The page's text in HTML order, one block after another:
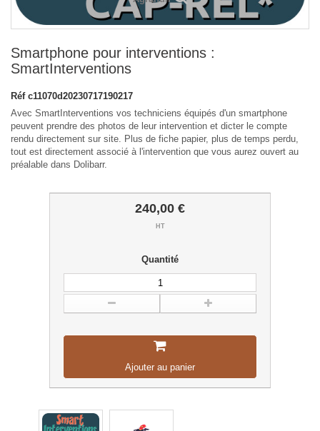
Smartphone pour interventions :
SmartInterventions
Réf c11070d20230717190217
Avec SmartInterventions vos techniciens équipés d'un smartphone
peuvent prendre des photos de leur intervention et dicter le compte
rendu directement sur site. Plus de fiche papier, plus de temps perdu,
tout est directement associé à l'intervention que vous aurez ouvert au
préalable dans Dolibarr.
240,00 €
HT
Quantité
Ajouter au panier